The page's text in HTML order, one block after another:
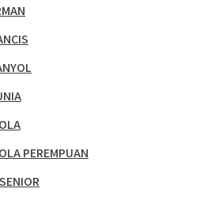
PEREMPUAN